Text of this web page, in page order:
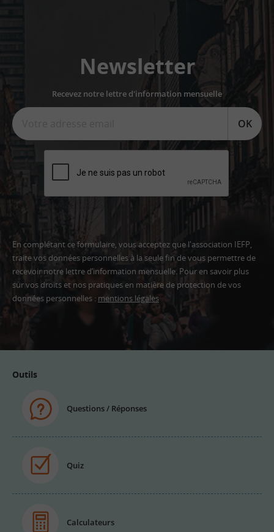
Newsletter
Recevez notre lettre d'information mensuelle
OK
En complétant ce formulaire, vous acceptez que l'association IEFP,
traite vos données personnelles à la seule fin de vous permettre de
recevoir notre lettre d’information mensuelle. Pour en savoir plus
sur vos droits et nos pratiques en matière de protection de vos
données personnelles : mentions légales
Outils
Questions / Réponses
Quiz
Calculateurs